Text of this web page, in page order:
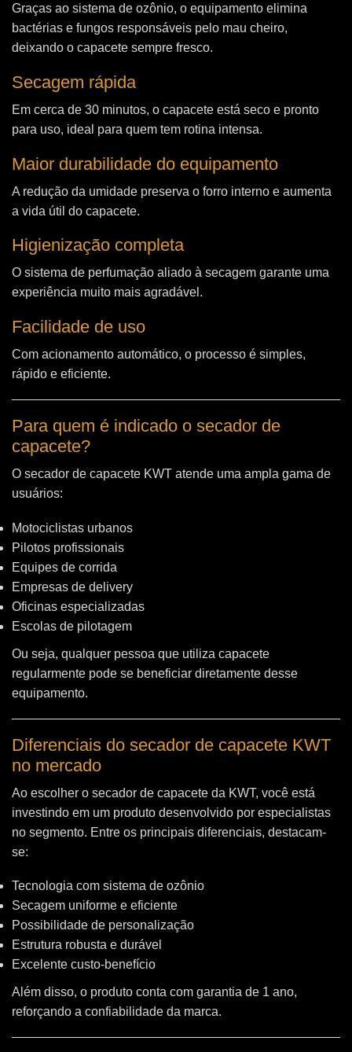
Graças ao sistema de ozônio, o equipamento elimina
bactérias e fungos responsáveis pelo mau cheiro,
deixando o capacete sempre fresco.
Secagem rápida
Em cerca de 30 minutos, o capacete está seco e pronto
para uso, ideal para quem tem rotina intensa.
Maior durabilidade do equipamento
A redução da umidade preserva o forro interno e aumenta
a vida útil do capacete.
Higienização completa
O sistema de perfumação aliado à secagem garante uma
experiência muito mais agradável.
Facilidade de uso
Com acionamento automático, o processo é simples,
rápido e eficiente.
Para quem é indicado o secador de
capacete?
O secador de capacete KWT atende uma ampla gama de
usuários:
Motociclistas urbanos
Pilotos profissionais
Equipes de corrida
Empresas de delivery
Oficinas especializadas
Escolas de pilotagem
Ou seja, qualquer pessoa que utiliza capacete
regularmente pode se beneficiar diretamente desse
equipamento.
Diferenciais do secador de capacete KWT
no mercado
Ao escolher o secador de capacete da KWT, você está
investindo em um produto desenvolvido por especialistas
no segmento. Entre os principais diferenciais, destacam-
se:
Tecnologia com sistema de ozônio
Secagem uniforme e eficiente
Possibilidade de personalização
Estrutura robusta e durável
Excelente custo-benefício
Além disso, o produto conta com garantia de 1 ano,
reforçando a confiabilidade da marca.